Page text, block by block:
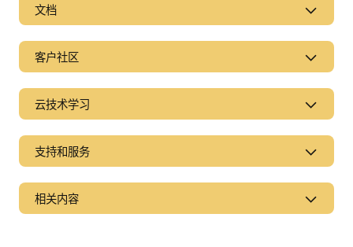
文档
客户社区
云技术学习
支持和服务
相关内容